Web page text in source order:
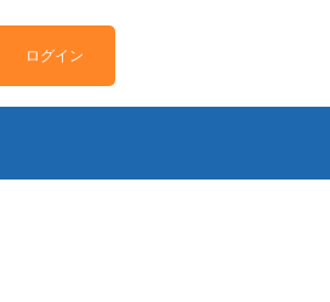
ログイン